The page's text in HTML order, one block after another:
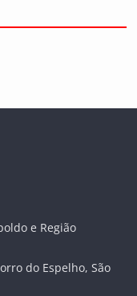
e Região
do Espelho, São